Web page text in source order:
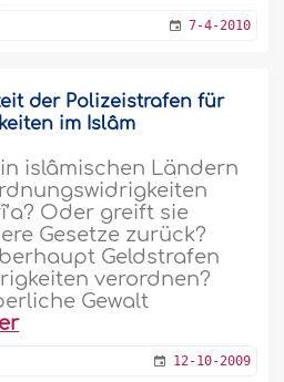
7-4-2010
der Polizeistrafen für
im Islâm
islâmischen Ländern
Oder greift sie
Gesetze zurück?
Geldstrafen
verordnen?
Gewalt
12-10-2009